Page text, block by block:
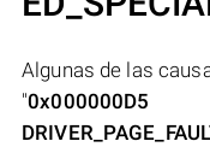
Algunas de las
"0x000000D5